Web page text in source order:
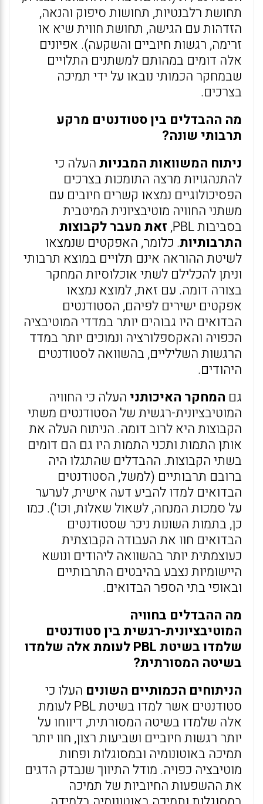
תחושת רלבנטיות, תחושות סיפוק והנאה,
הזדהות עם הגישה, תחושת חווית שיא או
זרימה, רגשות חיוביים והשקעה). אפיונים
אלה דומים במהותם למשתנים התלויים
שבמחקר הכמותי נובאו על ידי תמיכה
בצרכים.
מה ההבדלים בין סטודנטים מרקע
תרבותי שונה?
ניתוח המשוואות המבניותהעלה כי
להתנהגויות מרצה התומכות בצרכים
הפסיכולוגיים נמצאו קשרים חיובים עם
משתני החוויה מוטיבציונית המיטבית
בסביבות PBL,
זאת מעבר לקבוצות
התרבותיות. כלומר, האפקטים שנמצאו
לשיטת ההוראה אינם תלויים במוצא תרבותי
וניתן להכלילם לשתי אוכלוסיות המחקר
בצורה דומה. עם זאת, למוצא נמצאו
אפקטים ישירים לפיהם, הסטודנטים
הבדואים היו גבוהים יותר במדדי המוטיבציה
הכפויה והאקספלורציה ונמוכים יותר במדד
הרגשות השליליים, בהשוואה לסטודנטים
היהודים.
גם המחקר האיכותני העלה כי החוויה
המוטיבציונית-רגשית של הסטודנטים משתי
הקבוצות היא לרוב דומה. הניתוח העלה את
אותן התמות ותכני התמות היו גם הם דומים
בשתי הקבוצות. ההבדלים שהתגלו היה
ברובם תרבותיים (למשל, הסטודנטים
הבדואים למדו להביע דעה אישית, לערער
על סמכות המנחה, לשאול שאלות, וכו'). כמו
כן, בתמות השונות ניכר שסטודנטים
הבדואים חוו את העבודה הקבוצתית
כעוצמתית יותר בהשוואה ליהודים ונושא
היישומיות נצבע בהיבטים התרבותיים
ובאופי בתי הספר הבדואים.
מה ההבדלים בחוויה
המוטיבציונית-רגשית בין סטודנטים
שלמדו בשיטת PBL לעומת אלה שלמדו
בשיטה המסורתית?
הניתוחים הכמותיים השונים העלו כי
סטודנטים אשר למדו בשיטת PBL לעומת
אלה שלמדו בשיטה המסורתית, דיווחו על
יותר רגשות חיוביים ושביעות רצון, חוו יותר
תמיכה באוטונומיה ובמסוגלות ופחות
מוטיבציה כפויה. מודל התיווך שנבדק הדגים
את ההשפעות החיוביות של תמיכה